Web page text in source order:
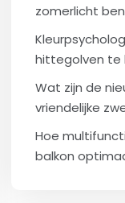
zomerlicht
hittegolven te
Wat zijn de
vriendelijke
Hoe
balkon